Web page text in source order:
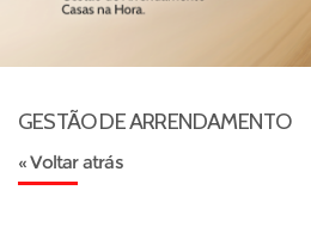
GESTÃO DE ARRENDAMENTO
« Voltar atrás